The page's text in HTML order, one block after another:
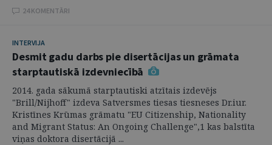
24 KOMENTĀRI
INTERVIJA
Desmit gadu darbs pie disertācijas un grāmata
starptautiskā izdevniecībā
2014. gada sākumā starptautiski atzītais izdevējs
"Brill/Nijhoff" izdeva Satversmes tiesas tiesneses Dr.iur.
Kristīnes Krūmas grāmatu "EU Citizenship, Nationality
and Migrant Status: An Ongoing Challenge",1 kas balstīta
viņas doktora disertācijā ...